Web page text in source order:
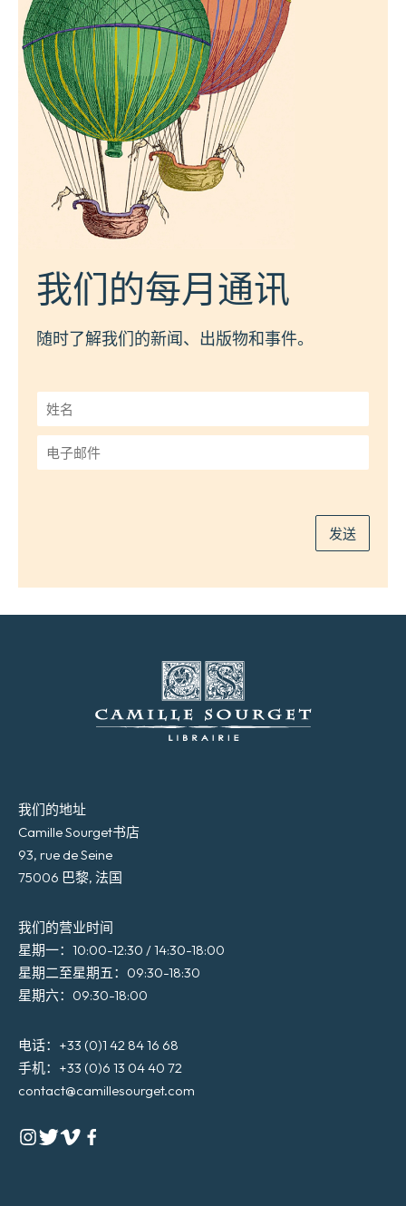
我们的每月通讯
随时了解我们的新闻、出版物和事件。
姓
名
*
子
发送
我们的地址
Camille Sourget书店
93, rue de Seine
75006 巴黎, 法国
我们的营业时间
星期一：10:00-12:30 / 14:30-18:00
星期二至星期五：09:30-18:30
星期六：09:30-18:00
电话：+33 (0)1 42 84 16 68
手机：+33 (0)6 13 04 40 72
contact@camillesourget.com